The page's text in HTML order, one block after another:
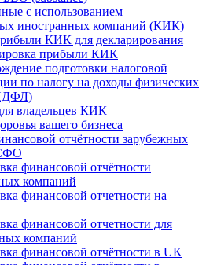
с использованием
иностранных компаний (КИК)
КИК для декларирования
прибыли КИК
подготовки налоговой
по налогу на доходы физических
владельцев КИК
вашего бизнеса
отчётности зарубежных
финансовой отчётности
компаний
финансовой отчетности на
финансовой отчетности для
компаний
финансовой отчётности в UK